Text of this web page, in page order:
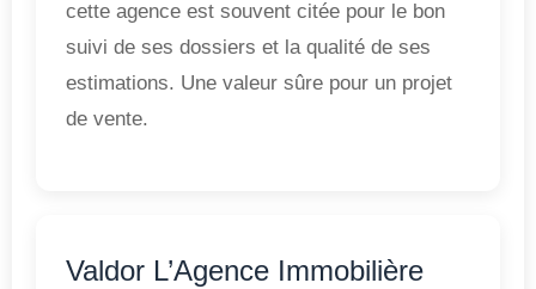
cette agence est souvent citée pour le bon
suivi de ses dossiers et la qualité de ses
estimations. Une valeur sûre pour un projet
de vente.
Valdor L’Agence Immobilière